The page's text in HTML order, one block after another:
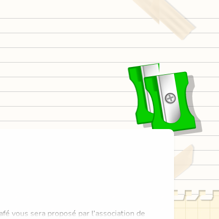
vous sera proposé par l’association de